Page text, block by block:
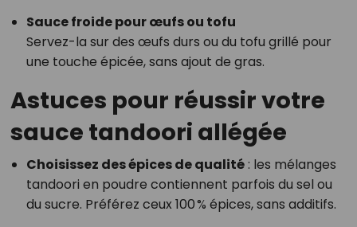
Sauce froide pour œufs ou tofu
Servez-la sur des œufs durs ou du tofu grillé pour
une touche épicée, sans ajout de gras.
Astuces pour réussir votre
sauce tandoori allégée
Choisissez des épices de qualité: les mélanges
tandoori en poudre contiennent parfois du sel ou
du sucre. Préférez ceux 100 % épices, sans additifs.